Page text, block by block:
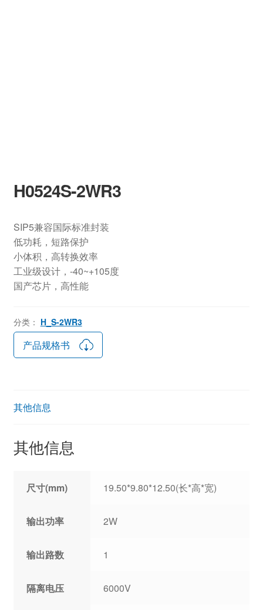
H0524S-2WR3
SIP5兼容国际标准封装
低功耗，短路保护
小体积，高转换效率
工业级设计，-40~+105度
国产芯片，高性能
分类： H_S-2WR3
产品规格书
其他信息
其他信息
尺寸(mm) 19.50*9.80*12.50(长*高*宽)
输出功率 2W
输出路数 1
隔离电压 6000V